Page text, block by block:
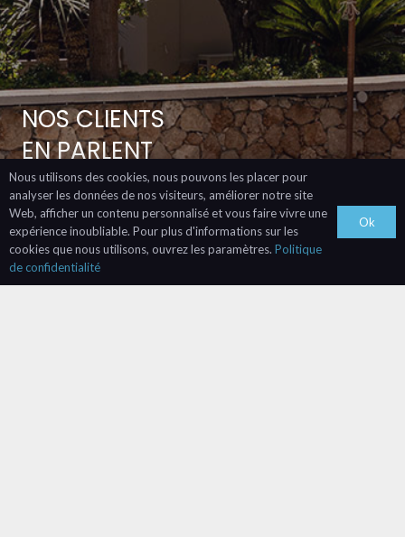
NOS CLIENTS
EN PARLENT
MIEUX QUE NOUS!
Nous utilisons des cookies, nous pouvons les placer pour
analyser les données de nos visiteurs, améliorer notre site
Web, afficher un contenu personnalisé et vous faire vivre une
expérience inoubliable. Pour plus d'informations sur les
cookies que nous utilisons, ouvrez les paramètres. Politique
de confidentialité
Ok